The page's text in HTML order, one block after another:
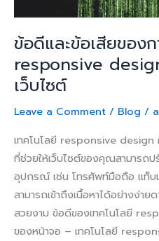
ข้อดีและข้อเสียของก
responsive
เว็บไซต์
Leave a Comment / Blog /
เทคโนโลยี responsive design
ที่ช่วยให้เว็บไซต์ของคุณสามารถป
อุปกรณ์ เช่น โทรศัพท์มือถือ แท็บ
สามารถเข้าถึงเนื้อหาได้อย่างง่า
สวยงาม ข้อดีของเทคโนโลยี
ของหน้าจอ – เทคโนโลยี
ใน
การ
สร้าง
เว็บไซต์